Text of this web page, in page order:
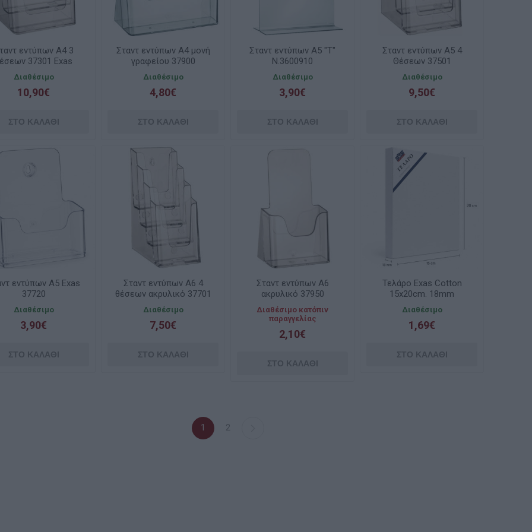
εντύπων Α4 3
37301 Exas
Διαθέσιμο
10,90€
Σταντ εντύπων Α4 μονή
γραφείου 37900
Διαθέσιμο
4,80€
Σταντ εντύπων Α5 "Τ"
Ν.3600910
Διαθέσιμο
3,90€
Σταντ εντύπων Α5 4
Θέσεων 37501
Διαθέσιμο
9,50€
εντύπων Α5 Exas
37720
Διαθέσιμο
3,90€
Σταντ εντύπων Α6 4
θέσεων ακρυλικό 37701
Διαθέσιμο
7,50€
Σταντ εντύπων Α6
ακρυλικό 37950
Διαθέσιμο κατόπιν
παραγγελίας
2,10€
Τελάρο Exas Cotton
15x20cm. 18mm
380gram. Exas
Διαθέσιμο
1,69€
1 2